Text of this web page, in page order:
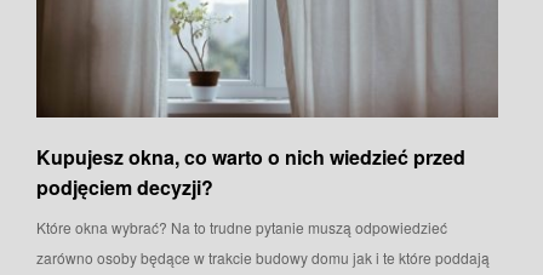
Kupujesz okna, co warto o nich wiedzieć przed
podjęciem decyzji?
Które okna wybrać? Na to trudne pytanie muszą odpowiedzieć
zarówno osoby będące w trakcie budowy domu jak i te które poddają